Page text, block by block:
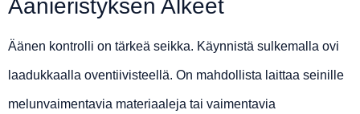
Äänieristyksen Alkeet
Äänen kontrolli on tärkeä seikka. Käynnistä sulkemalla ovi
laadukkaalla oventiivisteellä. On mahdollista laittaa seinille
melunvaimentavia materiaaleja tai vaimentavia